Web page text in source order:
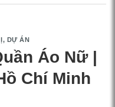
, DỰ ÁN
Áo Nữ |
Chí Minh